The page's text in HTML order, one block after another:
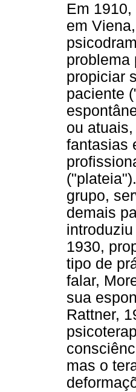
Em
em
problema
propiciar
paciente
ou
fantasias
grupo,
demais
1930,
tipo de
falar,
sua
Rattner,
mas o